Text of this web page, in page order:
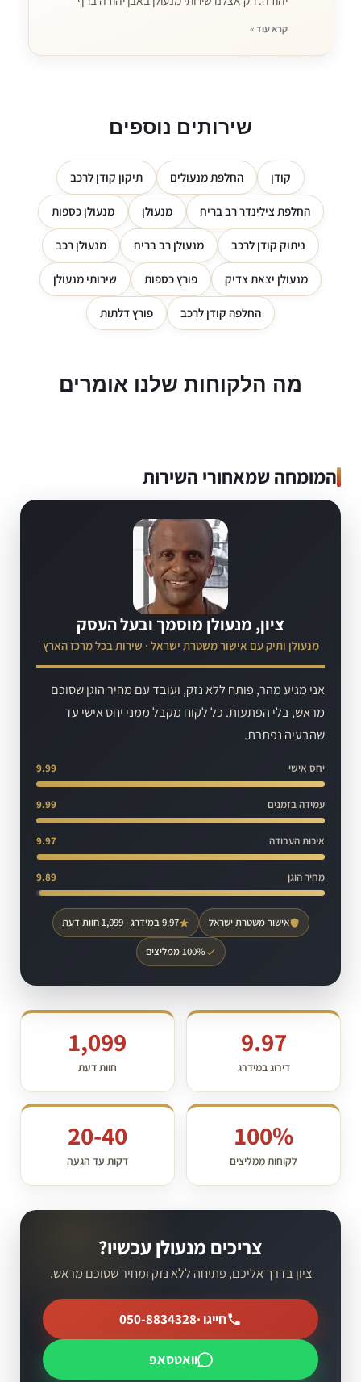
קרא עוד »
שירותים נוספים
קודן החלפת מנעולים תיקון קודן לרכב
החלפת צילינדר רב בריח מנעולן מנעולן כספות
ניתוק קודן לרכב מנעולן רב בריח מנעולן רכב
מנעולן יצאת צדיק פורץ כספות שירותי מנעולן
החלפה קודן לרכב פורץ דלתות
מה הלקוחות שלנו אומרים
המומחה שמאחורי השירות
ציון, מנעולן מוסמך ובעל העסק
מנעולן ותיק עם אישור משטרת ישראל · שירות בכל מרכז הארץ
אני מגיע מהר, פותח ללא נזק, ועובד עם מחיר הוגן שסוכם
מראש, בלי הפתעות. כל לקוח מקבל ממני יחס אישי עד
שהבעיה נפתרת.
יחס אישי 9.99
עמידה בזמנים 9.99
איכות העבודה 9.97
מחיר הוגן 9.89
אישור משטרת ישראל 9.97 במידרג · 1,099 חוות דעת
100% ממליצים
9.97
דירוג במידרג
1,099
חוות דעת
100%
לקוחות ממליצים
20-40
דקות עד הגעה
צריכים מנעולן עכשיו?
ציון בדרך אליכם, פתיחה ללא נזק ומחיר שסוכם מראש.
חייגו ·050-8834328
וואטסאפ